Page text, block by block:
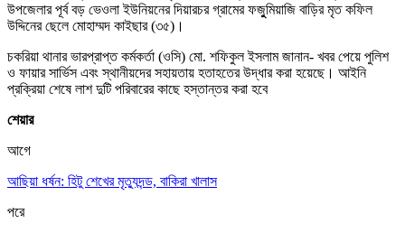
উপজেলার পূর্ব বড় ভেওলা ইউনিয়নের দিয়ারচর গ্রামের ফজুুমিয়াজি বাড়ির মৃত কফিল
উদ্দিনের ছেলে মোহাম্মদ কাইছার (৩৫)।
চকরিয়া থানার ভারপ্রাপ্ত কর্মকর্তা (ওসি) মো. শফিকুল ইসলাম জানান- খবর পেয়ে পুলিশ
ও ফায়ার সার্ভিস এবং স্থানীয়দের সহায়তায় হতাহতের উদ্ধার করা হয়েছে। আইনি
প্রক্রিয়া শেষে লাশ দুটি পরিবারের কাছে হস্তান্তর করা হবে
শেয়ার
আগে
আছিয়া ধর্ষন: হিটু শেখের মৃত্যুদন্ড, বাকিরা খালাস
পরে